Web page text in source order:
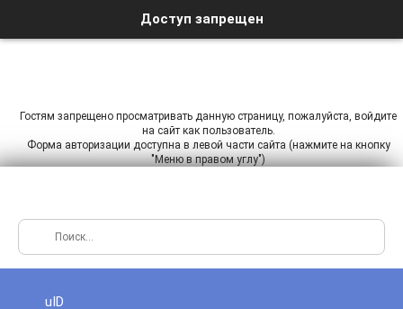
Доступ запрещен
Гостям запрещено просматривать данную страницу, пожалуйста, войдите
на сайт как пользователь.
Форма авторизации доступна в левой части сайта (нажмите на кнопку
"Меню в правом углу")
uID